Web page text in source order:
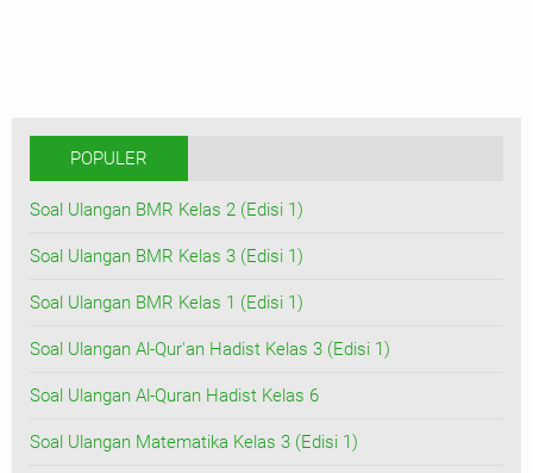
POPULER
Soal Ulangan BMR Kelas 2 (Edisi 1)
Soal Ulangan BMR Kelas 3 (Edisi 1)
Soal Ulangan BMR Kelas 1 (Edisi 1)
Soal Ulangan Al-Qur'an Hadist Kelas 3 (Edisi 1)
Soal Ulangan Al-Quran Hadist Kelas 6
Soal Ulangan Matematika Kelas 3 (Edisi 1)